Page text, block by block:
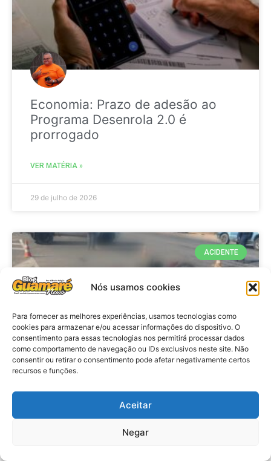
Nós usamos cookies
Para fornecer as melhores experiências, usamos tecnologias como
cookies para armazenar e/ou acessar informações do dispositivo. O
consentimento para essas tecnologias nos permitirá processar dados
como comportamento de navegação ou IDs exclusivos neste site. Não
consentir ou retirar o consentimento pode afetar negativamente certos
recursos e funções.
Aceitar
Negar
Economia: Prazo de adesão ao
Programa Desenrola 2.0 é
prorrogado
VER MATÉRIA »
29 de julho de 2026
ACIDENTE
Acidente: A caminho do trabalho
professora se envolve em
acidente e vai a obito na RN 118
no Alto do Rodrigues, RN